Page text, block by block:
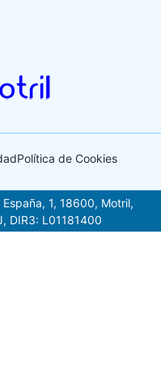
Política de Cookies
1, 18600, Motril,
DIR3: L01181400